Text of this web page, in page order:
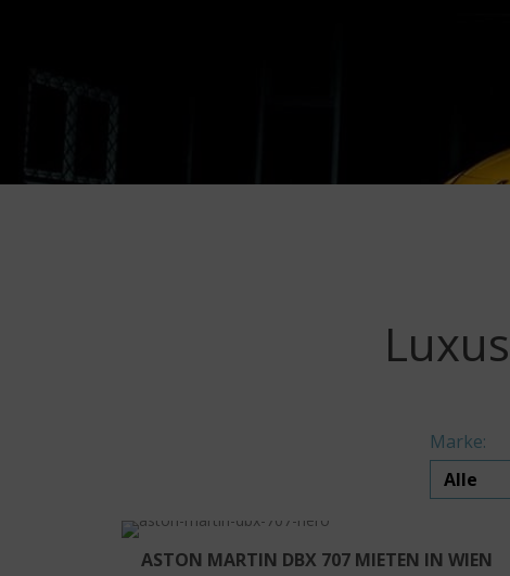
Marke:
ASTON MARTIN DBX 707 MIETEN IN WIEN